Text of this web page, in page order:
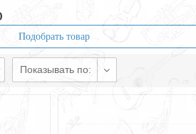
Подобрать товар
Показывать по: